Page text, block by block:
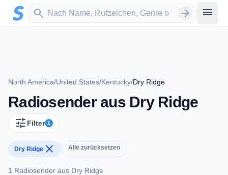
Zum Hauptinhalt springen
search
Sender suchen arrow_forward menu
North America/United States/Kentucky/Dry Ridge
Radiosender aus Dry Ridge
tune Filter 1
Dry Ridge close Alle zurücksetzen
1 Radiosender aus Dry Ridge